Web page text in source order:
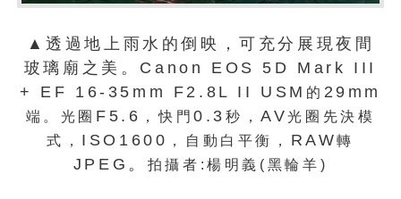
▲透過地上雨水的倒映，可充分展現夜間
玻璃廟之美。Canon EOS 5D Mark III
+ EF 16-35mm F2.8L II USM 的 29mm
端。光圈 F5.6 ，快門0.3 秒 ，AV光圈先決模
式
， ISO1600 ， 自動白平衡 ， RAW轉
JPEG。 拍攝者 :楊明義 ( 黑輪羊 )